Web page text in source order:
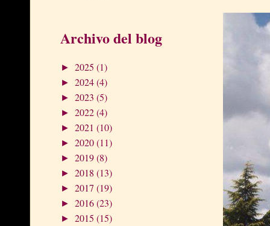
Archivo del blog
► 2025 (1)
► 2024(4)
► 2023 (5)
► 2022(4)
► 2021 (10)
► 2020(11)
► 2019(8)
► 2018 (13)
► 2017 (19)
► 2016(23)
► 2015 (15)